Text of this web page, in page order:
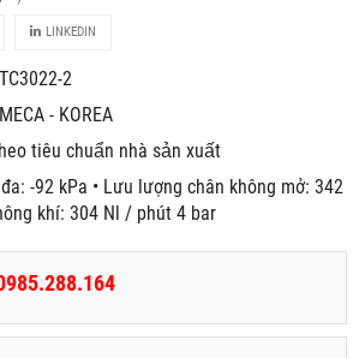
LINKEDIN
2
- KOREA
tiêu chuẩn nhà sản xuất
-92 kPa • Lưu lượng chân không mở: 342
khí: 304 Nl / phút 4 bar